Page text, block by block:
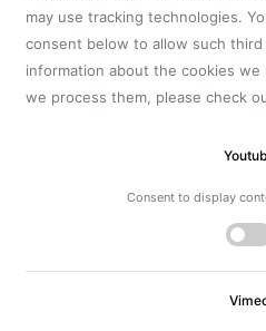
may use tracking technologies.
consent below to allow such
information about the cookies
we process them, please check
Consent to display